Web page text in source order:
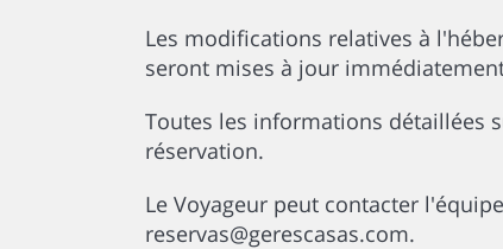
Les modifications relatives à
seront mises à jour
Toutes les informations détaillées
réservation.
Le Voyageur peut contacter
reservas@gerescasas.com.